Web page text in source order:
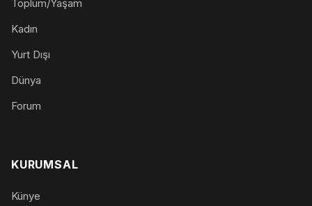
Toplum/Yaşam
Kadın
Yurt Dışı
Dünya
Forum
KURUMSAL
Künye